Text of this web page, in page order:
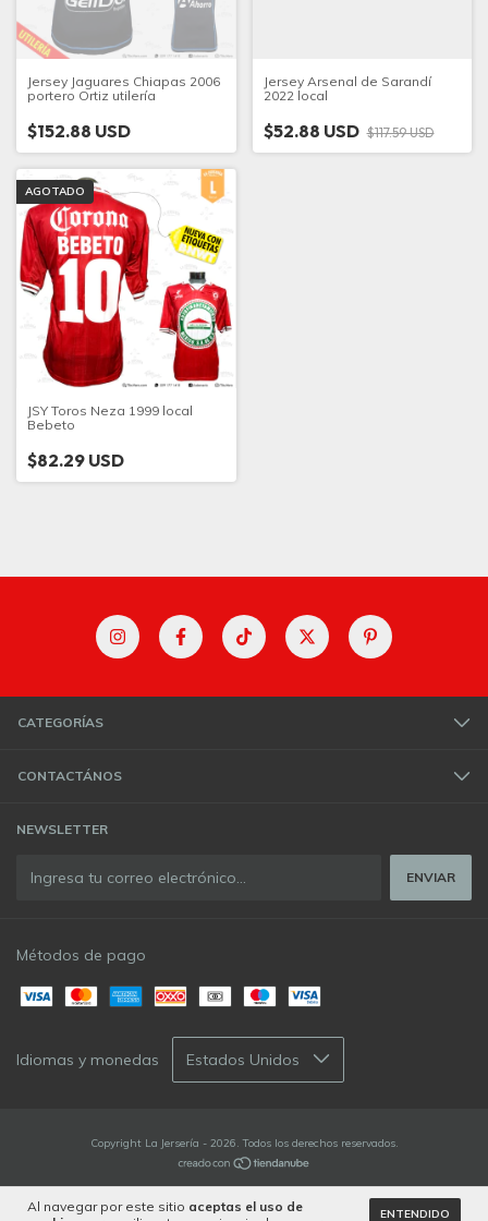
Al navegar por este sitio aceptas el uso de
ENTENDIDO
Jersey Jaguares Chiapas 2006
portero Ortiz utilería
$152.88 USD
Jersey Arsenal de Sarandí
2022 local
$52.88 USD $117.59 USD
AGOTADO
JSY Toros Neza 1999 local
Bebeto
$82.29 USD
CATEGORÍAS
CONTACTÁNOS
NEWSLETTER
Métodos de pago
Idiomas y monedas
Copyright La Jersería - 2026. Todos los derechos reservados.